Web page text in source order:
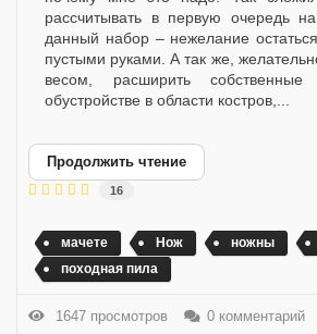
рассчитывать в первую очередь
данный набор – нежелание
пустыми руками. А так же,
весом, расширить
обустройстве в области костров,...
Продолжить чтение
16
мачете Нож ножны
походная пила
1647 просмотров 0 комментарий